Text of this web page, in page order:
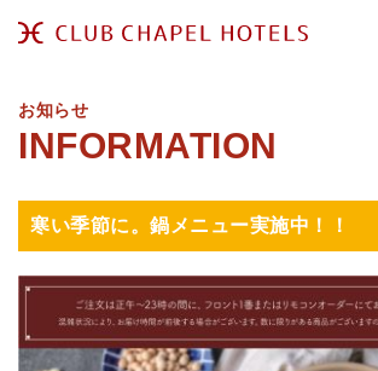
お知らせ
寒い季節に。鍋メニュー実施中！！